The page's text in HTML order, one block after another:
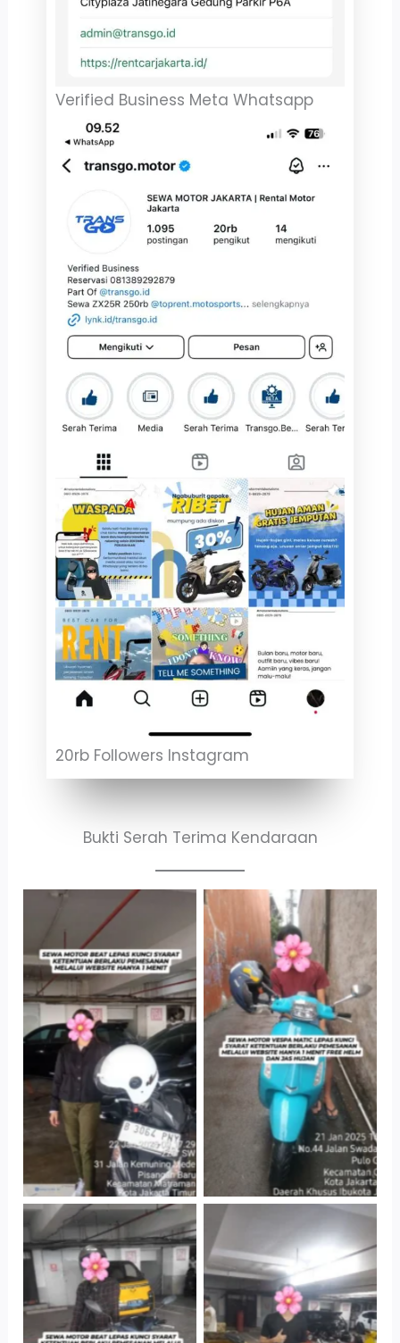
Verified Business Meta Whatsapp
20rb Followers Instagram
Bukti Serah Terima Kendaraan
Cityplaza
Jatinegara Gedung
Parkir P6A
Antar Jemput
Kendaraan
Cityplaza Cityplaza